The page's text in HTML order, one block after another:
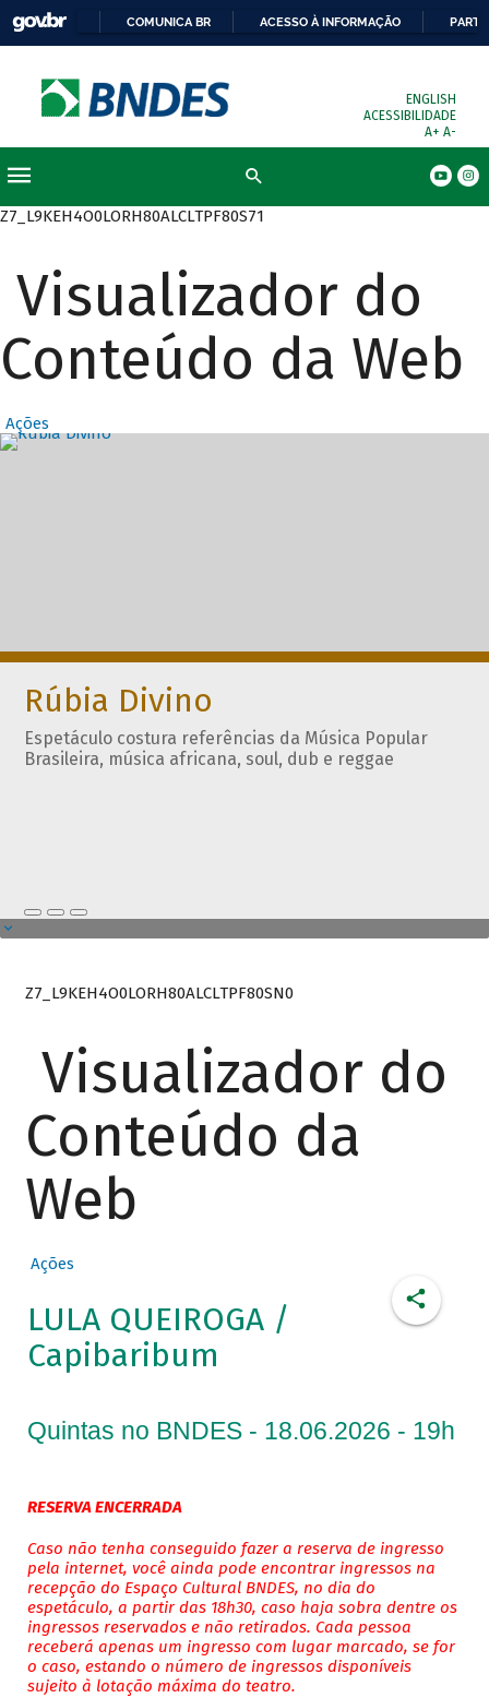
COMUNICA BR ACESSO À INFORMAÇÃO
ENGLISH
ACESSIBILIDADE
A+ A-
Z7_L9KEH4O0LORH80ALCLTPF80S71
Visualizador do
Conteúdo da Web
Ações
Destaques
Rúbia Divino
Espetáculo costura referências da Música Popular
Brasileira, música africana, soul, dub e reggae
Z7_L9KEH4O0LORH80ALCLTPF80SN0
Visualizador do
Conteúdo da
Web
Ações
LULA QUEIROGA /
Capibaribum
Quintas no BNDES - 18.06.2026 - 19h
RESERVA ENCERRADA
Caso não tenha conseguido fazer a reserva de ingresso
pela internet, você ainda pode encontrar ingressos na
recepção do Espaço Cultural BNDES, no dia do
espetáculo, a partir das 18h30, caso haja sobra dentre os
ingressos reservados e não retirados. Cada pessoa
receberá apenas um ingresso com lugar marcado, se for
o caso, estando o número de ingressos disponíveis
sujeito à lotação máxima do teatro.